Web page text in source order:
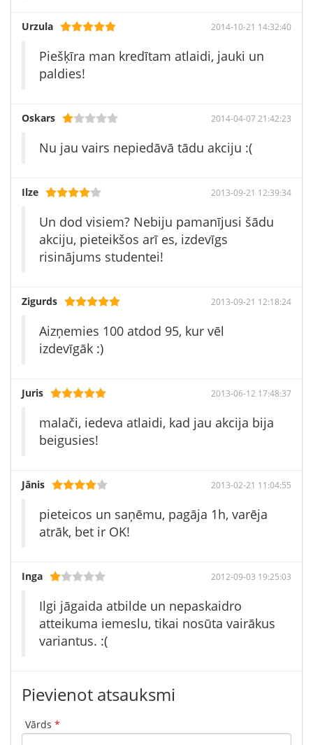
Urzula 2014-10-21 14:32:40
Piešķīra man kredītam atlaidi, jauki un
paldies!
Oskars 2014-04-07 21:42:23
Nu jau vairs nepiedāvā tādu akciju :(
Ilze 2013-09-21 12:39:34
Un dod visiem? Nebiju pamanījusi šādu
akciju, pieteikšos arī es, izdevīgs
risinājums studentei!
Zigurds 2013-09-21 12:18:24
Aizņemies 100 atdod 95, kur vēl
izdevīgāk :)
Juris 2013-06-12 17:48:37
malači, iedeva atlaidi, kad jau akcija bija
beigusies!
Jānis 2013-02-21 11:04:55
pieteicos un saņēmu, pagāja 1h, varēja
atrāk, bet ir OK!
Inga 2012-09-03 19:25:03
Ilgi jāgaida atbilde un nepaskaidro
atteikuma iemeslu, tikai nosūta vairākus
variantus. :(
Pievienot atsauksmi
Vārds *